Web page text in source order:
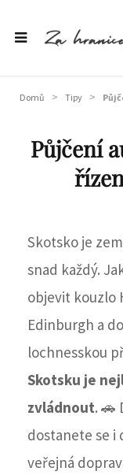
Domů > Tipy >
Půjčení
Skotsko je
snad každý.
objevit kouzlo
Edinburgh a
lochnesskou
Skotsku je
zvládnout. 🚗
dostanete se i
veřejná